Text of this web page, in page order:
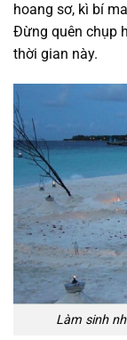
hoang sơ, kì bí
Đừng quên chụp
thời gian này.
Làm sinh